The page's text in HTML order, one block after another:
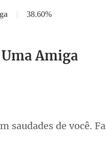
| 38.60%
Amiga
saudades de você.